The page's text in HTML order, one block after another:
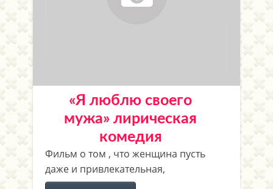
«Я люблю своего
мужа» лирическая
комедия
Фильм о том , что женщина пусть
даже и привлекательная,